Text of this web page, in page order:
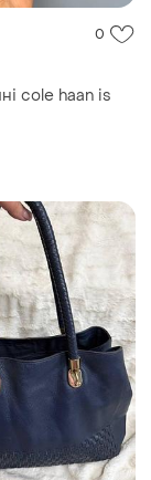
0
cole haan is